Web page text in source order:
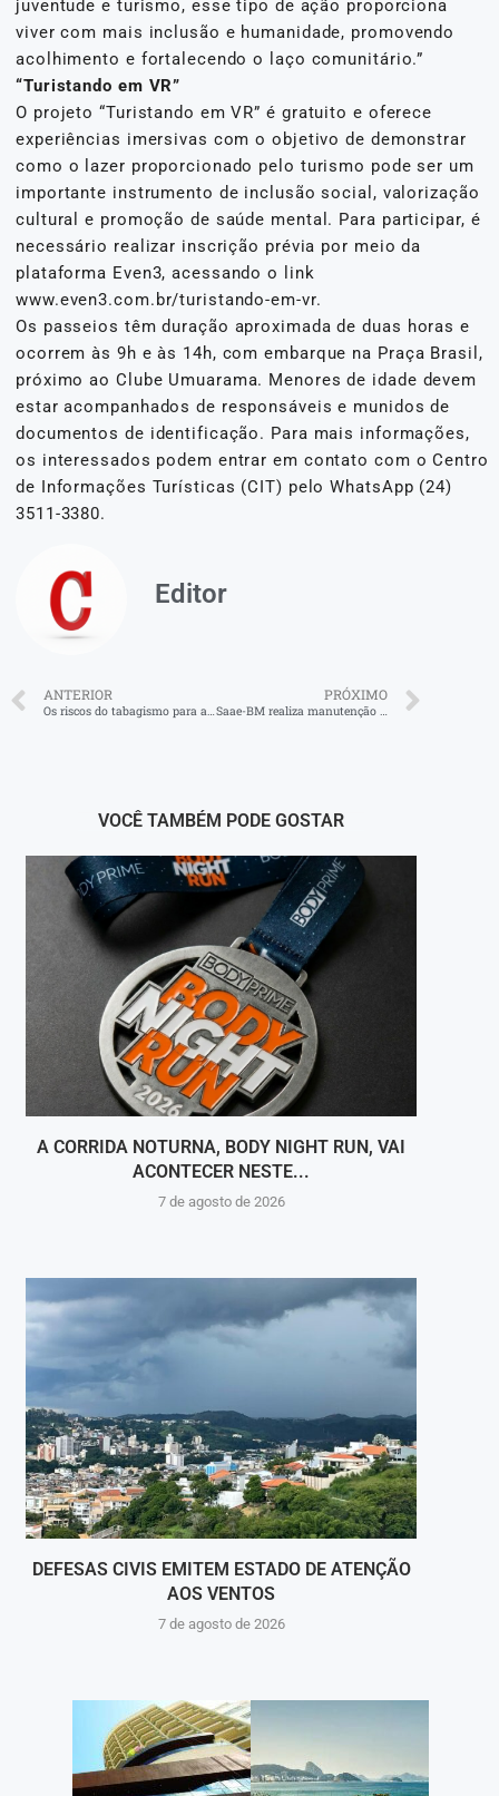
juventude e turismo, esse tipo de ação proporciona
viver com mais inclusão e humanidade, promovendo
acolhimento e fortalecendo o laço comunitário.”
“Turistando em VR”
O projeto “Turistando em VR” é gratuito e oferece
experiências imersivas com o objetivo de demonstrar
como o lazer proporcionado pelo turismo pode ser um
importante instrumento de inclusão social, valorização
cultural e promoção de saúde mental. Para participar, é
necessário realizar inscrição prévia por meio da
plataforma Even3, acessando o link
www.even3.com.br/turistando-em-vr.
Os passeios têm duração aproximada de duas horas e
ocorrem às 9h e às 14h, com embarque na Praça Brasil,
próximo ao Clube Umuarama. Menores de idade devem
estar acompanhados de responsáveis e munidos de
documentos de identificação. Para mais informações,
os interessados podem entrar em contato com o Centro
de Informações Turísticas (CIT) pelo WhatsApp (24)
3511-3380.
Editor
ANTERIOR
Os riscos do tabagismo para a saúde
PRÓXIMO
Saae-BM realiza manutenção em bomba principal que abastece o bairro Santa Rosa
VOCÊ TAMBÉM PODE GOSTAR
A CORRIDA NOTURNA, BODY NIGHT RUN, VAI
ACONTECER NESTE...
7 de agosto de 2026
DEFESAS CIVIS EMITEM ESTADO DE ATENÇÃO
AOS VENTOS
7 de agosto de 2026